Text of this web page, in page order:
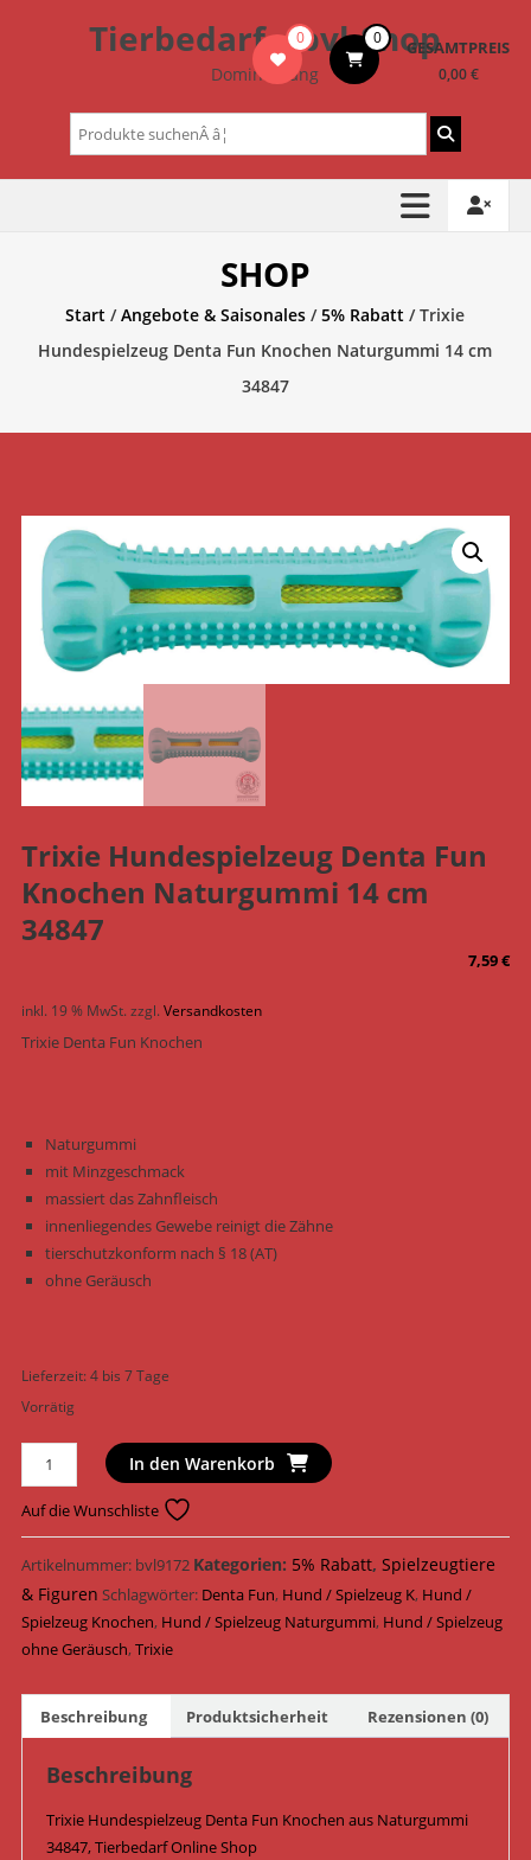
Tierbedarf – bvl-Shop
Dominik Lang
0 0 GESAMTPREIS
0,00 €
Suchen
nach:
SHOP
Start /Angebote & Saisonales /5% Rabatt / Trixie
Hundespielzeug Denta Fun Knochen Naturgummi 14 cm
34847
Trixie Hundespielzeug Denta Fun
Knochen Naturgummi 14 cm
34847
7,59€
inkl. 19 % MwSt.zzgl.Versandkosten
Trixie Denta Fun Knochen
Naturgummi
mit Minzgeschmack
massiert das Zahnfleisch
innenliegendes Gewebe reinigt die Zähne
tierschutzkonform nach § 18 (AT)
ohne Geräusch
Lieferzeit:4 bis 7 Tage
Vorrätig
Trixie
Hundespielzeug
Denta
Fun
Knochen
Naturgummi
14
cm
Menge
In den Warenkorb
Auf die Wunschliste
Artikelnummer: bvl9172 Kategorien: 5% Rabatt, Spielzeugtiere
& Figuren Schlagwörter: Denta Fun, Hund / Spielzeug K, Hund /
Spielzeug Knochen, Hund / Spielzeug Naturgummi, Hund / Spielzeug
ohne Geräusch,Trixie
Beschreibung Produktsicherheit Rezensionen (0)
Beschreibung
Trixie Hundespielzeug Denta Fun Knochen aus Naturgummi
34847, Tierbedarf Online Shop